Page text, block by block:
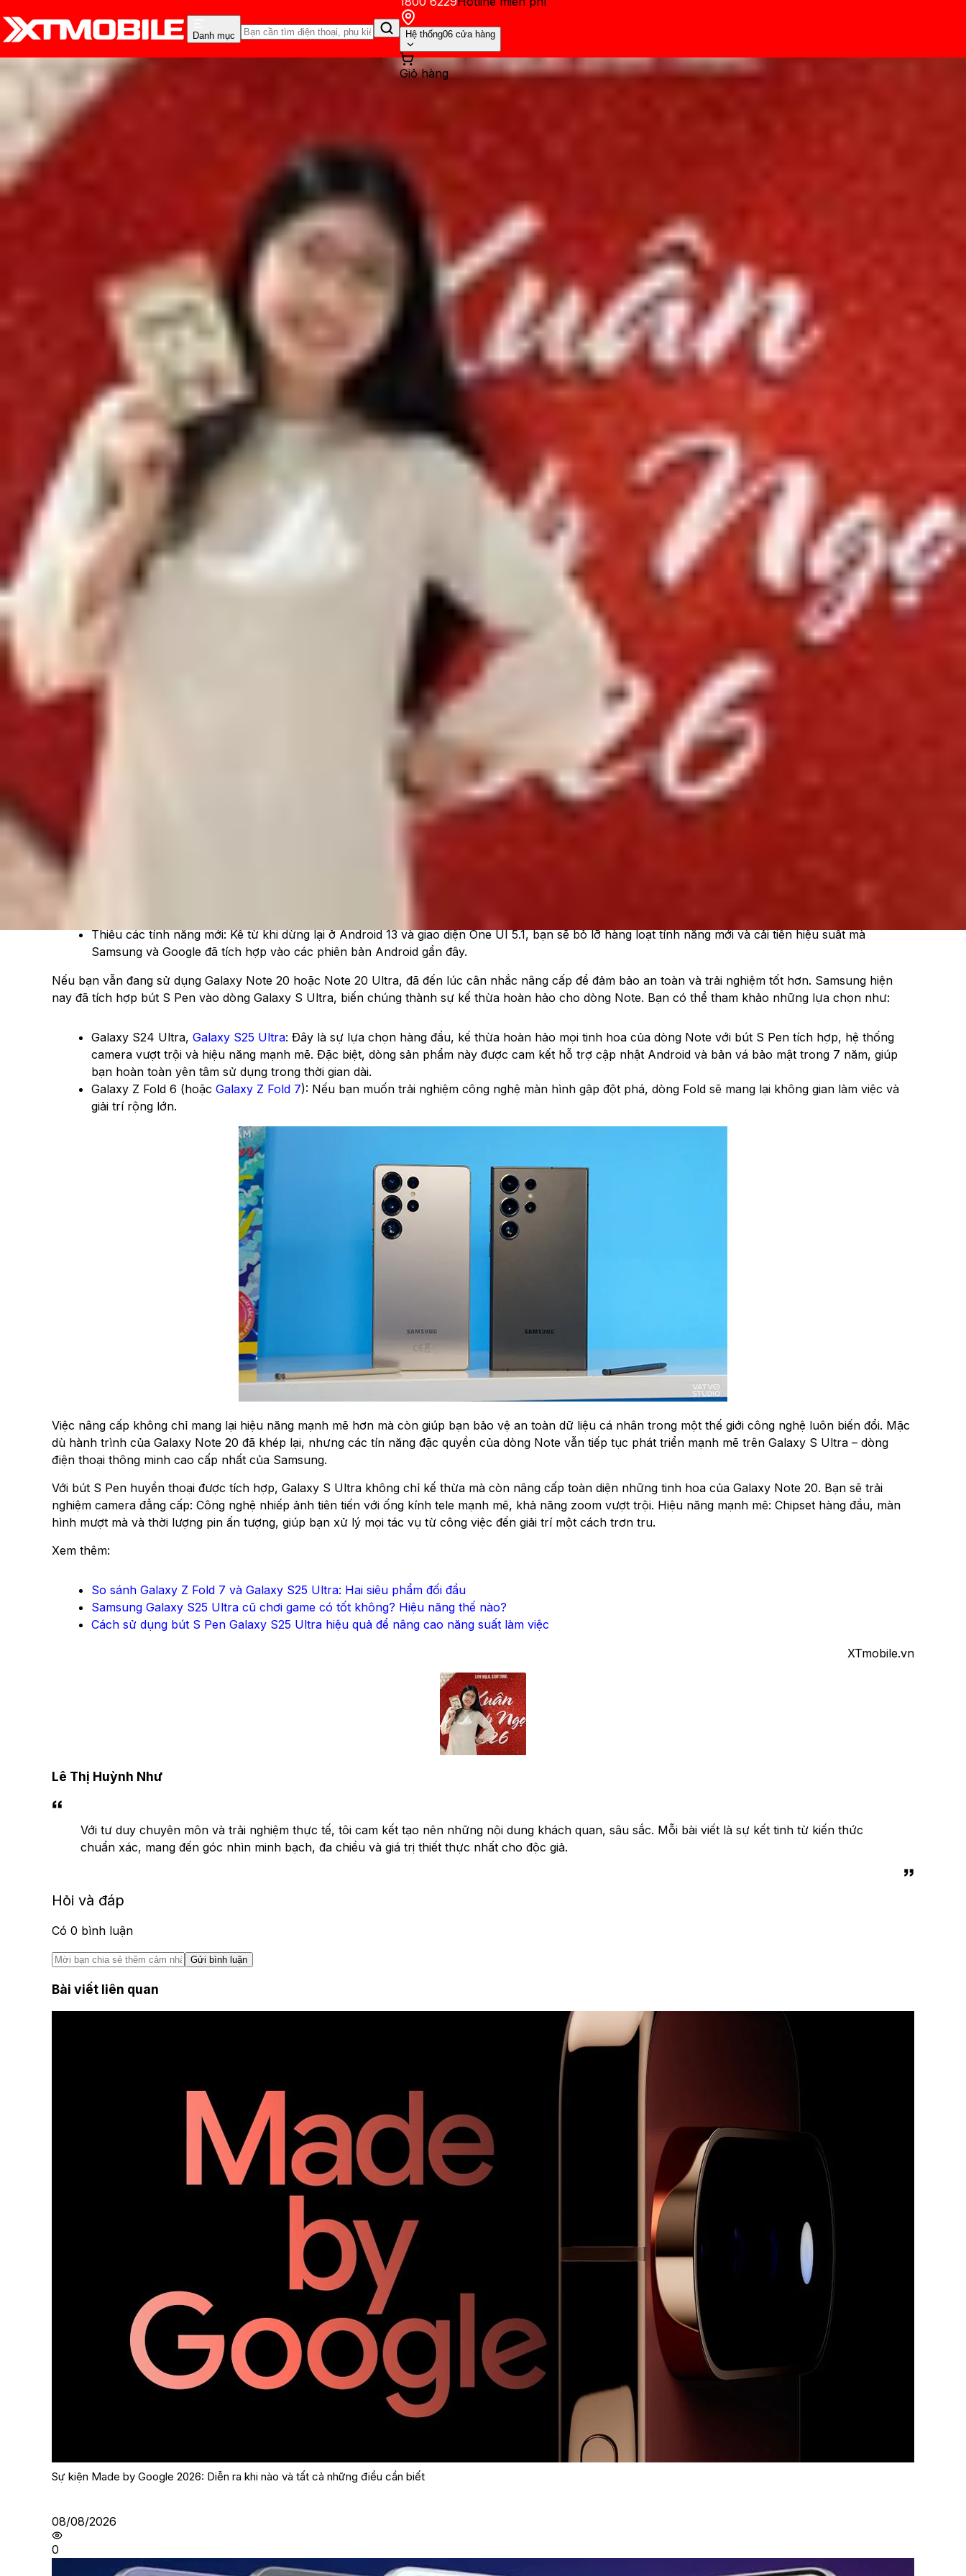
Danh mục Hệ thống06 cửa hàng
Giỏ hàng
Tin Mới
Tin Mới
Khuyến mãiThủ thuật
Galaxy Note 20 chính thức bị 'khai tử': Samsung ngừng cập nhật
04/09/2025
Cập nhật:04/09/2025
Theo dõi XTMobile trên
Xem nhanh
Sau 5 năm ra mắt,
đã chính thức ngừng hỗ trợ phần mềm cho dòng Galaxy Note 20 và Galaxy Note 20 Ultra. Điều này đồng nghĩa với việc các
thiết bị này sẽ không còn nhận được các bản cập nhật hệ điều hành (OS) và bản vá bảo mật hàng tháng, hàng quý nữa. Đây là một tin buồn nhưng không
bất ngờ cho những người yêu thích dòng Note, khi hai phiên bản này chính là những chiếc Galaxy Note cuối cùng trong lịch sử của Samsung.
Việc một chiếc điện thoại không còn được cập nhật bảo mật là một vấn đề nghiêm trọng, đặc biệt trong thời đại số hiện nay.
Thiếu các tính năng mới: Kể từ khi dừng lại ở Android 13 và giao diện One UI 5.1, bạn sẽ bỏ lỡ hàng loạt tính năng mới và cải tiến hiệu suất mà
Samsung và Google đã tích hợp vào các phiên bản Android gần đây.
Nếu bạn vẫn đang sử dụng Galaxy Note 20 hoặc Note 20 Ultra, đã đến lúc cân nhắc nâng cấp để đảm bảo an toàn và trải nghiệm tốt hơn. Samsung hiện
nay đã tích hợp bút S Pen vào dòng Galaxy S Ultra, biến chúng thành sự kế thừa hoàn hảo cho dòng Note. Bạn có thể tham khảo những lựa chọn như:
Galaxy S24 Ultra, Galaxy S25 Ultra: Đây là sự lựa chọn hàng đầu, kế thừa hoàn hảo mọi tinh hoa của dòng Note với bút S Pen tích hợp, hệ thống
camera vượt trội và hiệu năng mạnh mẽ. Đặc biệt, dòng sản phẩm này được cam kết hỗ trợ cập nhật Android và bản vá bảo mật trong 7 năm, giúp
bạn hoàn toàn yên tâm sử dụng trong thời gian dài.
Galaxy Z Fold 6 (hoặc Galaxy Z Fold 7): Nếu bạn muốn trải nghiệm công nghệ màn hình gập đột phá, dòng Fold sẽ mang lại không gian làm việc và
giải trí rộng lớn.
Việc nâng cấp không chỉ mang lại hiệu năng mạnh mẽ hơn mà còn giúp bạn bảo vệ an toàn dữ liệu cá nhân trong một thế giới công nghệ luôn biến đổi. Mặc
dù hành trình của Galaxy Note 20 đã khép lại, nhưng các tín năng đặc quyền của dòng Note vẫn tiếp tục phát triển mạnh mẽ trên Galaxy S Ultra – dòng
điện thoại thông minh cao cấp nhất của Samsung.
Với bút S Pen huyền thoại được tích hợp, Galaxy S Ultra không chỉ kế thừa mà còn nâng cấp toàn diện những tinh hoa của Galaxy Note 20. Bạn sẽ trải
nghiệm camera đẳng cấp: Công nghệ nhiếp ảnh tiên tiến với ống kính tele mạnh mẽ, khả năng zoom vượt trội. Hiệu năng mạnh mẽ: Chipset hàng đầu, màn
hình mượt mà và thời lượng pin ấn tượng, giúp bạn xử lý mọi tác vụ từ công việc đến giải trí một cách trơn tru.
Xem thêm:
So sánh Galaxy Z Fold 7 và Galaxy S25 Ultra: Hai siêu phẩm đối đầu
Samsung Galaxy S25 Ultra cũ chơi game có tốt không? Hiệu năng thế nào?
Cách sử dụng bút S Pen Galaxy S25 Ultra hiệu quả để nâng cao năng suất làm việc
XTmobile.vn
Lê Thị Huỳnh Như
Với tư duy chuyên môn và trải nghiệm thực tế, tôi cam kết tạo nên những nội dung khách quan, sâu sắc. Mỗi bài viết là sự kết tinh từ kiến thức
chuẩn xác, mang đến góc nhìn minh bạch, đa chiều và giá trị thiết thực nhất cho độc giả.
Hỏi và đáp
Có 0 bình luận
Gửi bình luận
Bài viết liên quan
Sự kiện Made by Google 2026: Diễn ra khi nào và tất cả những điều cần biết
08/08/2026
0